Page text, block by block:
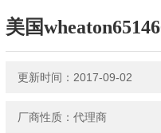
美国
更新时间：2017-09-02
厂商性质：代理商